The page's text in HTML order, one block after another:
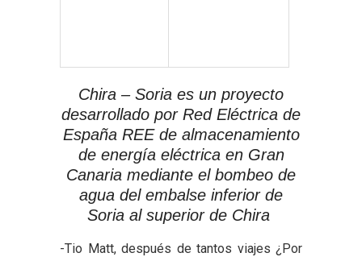
Chira – Soria es un proyecto
desarrollado por Red Eléctrica de
España REE de almacenamiento
de energía eléctrica en Gran
Canaria mediante el bombeo de
agua del embalse inferior de
Soria al superior de Chira
-Tio Matt, después de tantos viajes ¿Por